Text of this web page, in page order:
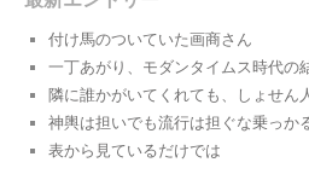
付け馬のついていた画商さん
一丁あがり、モダンタイムス時代の
隣に誰かがいてくれても、しょせん
神輿は担いでも流行は担ぐな乗っか
表から見ているだけでは